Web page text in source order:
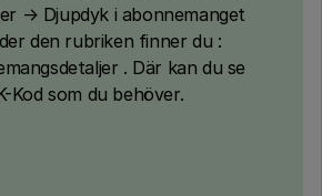
→ Djupdyk i abonnemanget
den rubriken finner du :
. Där kan du se
Kod som du behöver.